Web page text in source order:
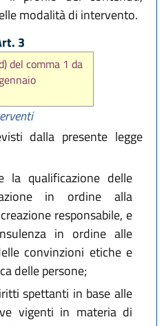
modalità di intervento.
3
del comma 1 da
dalla presente legge
la qualificazione delle
in ordine alla
responsabile, e
in ordine alle
convinzioni etiche e
delle persone;
spettanti in base alle
vigenti in materia di